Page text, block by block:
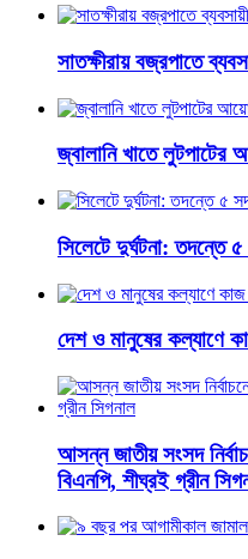
সাতক্ষীরায় বজ্রপাতে
জ্বালানি খাতে
সিলেটে দুর্ঘটনা: তদন্তে
দেশ ও মানুষের কল্যাণে
আসন্ন জাতীয় সংসদ
বিএনপি, শীঘ্রই গ্রীন